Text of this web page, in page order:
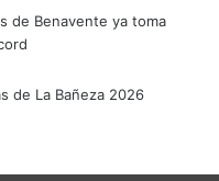
de Benavente ya toma
de La Bañeza 2026